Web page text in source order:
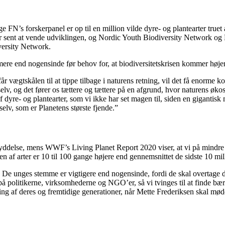
FN’s forskerpanel er op til en million vilde dyre- og plantearter
at vende udviklingen, og Nordic Youth Biodiversity Network
Network.
end nogensinde før behov for, at biodiversitetskrisen kommer
vægtskålen til at tippe tilbage i naturens retning, vil det få enorme
og det fører os tættere og tættere på en afgrund, hvor naturens
og plantearter, som vi ikke har set magen til, siden en
som er Planetens største fjende.”
mens WWF’s Living Planet Report 2020 viser, at vi på
arter er 10 til 100 gange højere end gennemsnittet de sidste 10
unges stemme er vigtigere end nogensinde, fordi de skal
politikerne, virksomhederne og NGO’er, så vi tvinges til at finde
af deres og fremtidige generationer, når Mette Frederiksen skal